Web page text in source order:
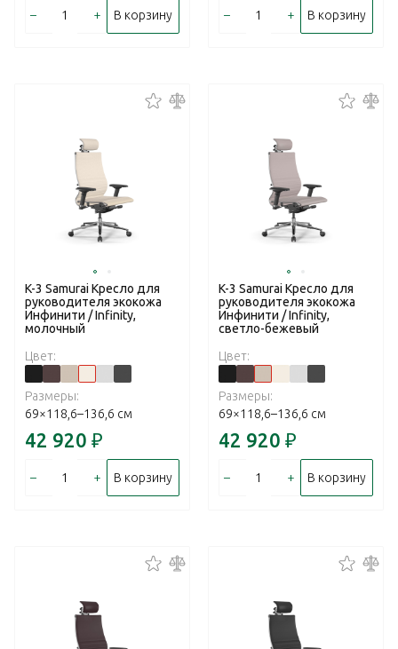
– + В корзину – + В корзину
K-3 Samurai Кресло для
руководителя экокожа
Инфинити / Infinity,
молочный
Цвет:
Размеры:
69×118,6–136,6 см
42 920 ₽
– + В корзину
K-3 Samurai Кресло для
руководителя экокожа
Инфинити / Infinity,
светло-бежевый
Цвет:
Размеры:
69×118,6–136,6 см
42 920 ₽
– + В корзину